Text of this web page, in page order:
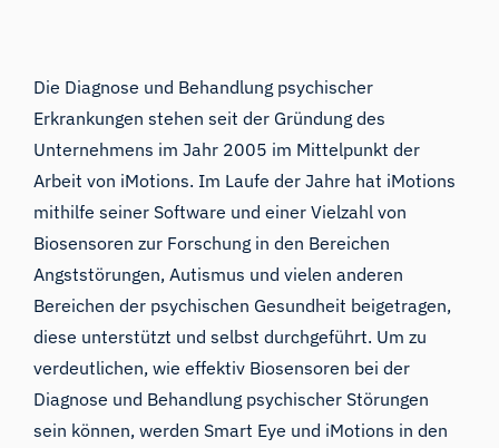
Die Diagnose und Behandlung psychischer
Erkrankungen stehen seit der Gründung des
Unternehmens im Jahr 2005 im Mittelpunkt der
Arbeit von iMotions. Im Laufe der Jahre hat iMotions
mithilfe seiner Software und einer Vielzahl von
Biosensoren zur Forschung in den Bereichen
Angststörungen, Autismus und vielen anderen
Bereichen der psychischen Gesundheit beigetragen,
diese unterstützt und selbst durchgeführt. Um zu
verdeutlichen, wie effektiv Biosensoren bei der
Diagnose und Behandlung psychischer Störungen
sein können, werden Smart Eye und iMotions in den